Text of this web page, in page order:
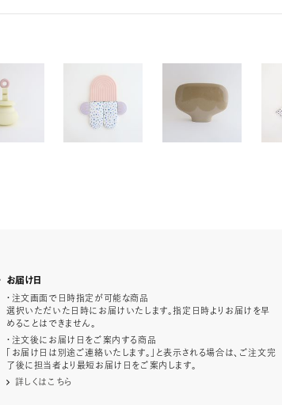
お届け日
・注文画面で日時指定が可能な商品
選択いただいた日時にお届けいたします。指定日時よりお届けを早
めることはできません。
・注文後にお届け日をご案内する商品
「お届け日は別途ご連絡いたします。」と表示される場合は、ご注文完
了後に担当者より最短お届け日をご案内します。
詳しくはこちら